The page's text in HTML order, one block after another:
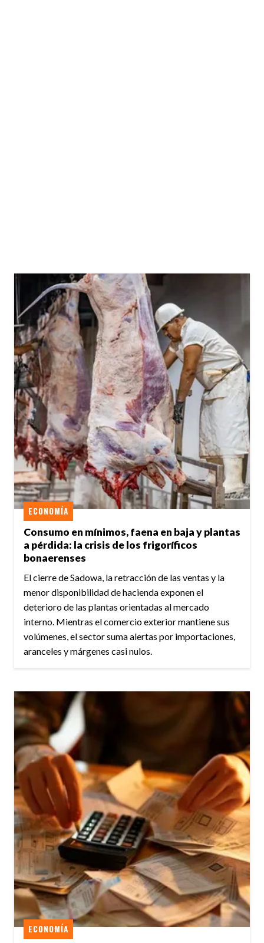
Consumo en mínimos, faena en baja y plantas
a pérdida: la crisis de los frigoríficos
bonaerenses
ECONOMÍA
El cierre de Sadowa, la retracción de las ventas y la
menor disponibilidad de hacienda exponen el
deterioro de las plantas orientadas al mercado
interno. Mientras el comercio exterior mantiene sus
volúmenes, el sector suma alertas por importaciones,
aranceles y márgenes casi nulos.
ECONOMÍA